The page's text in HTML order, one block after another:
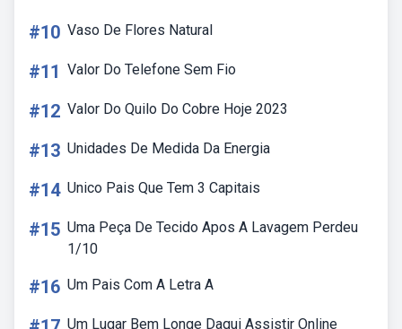
#10 Vaso De Flores Natural
#11 Valor Do Telefone Sem Fio
#12 Valor Do Quilo Do Cobre Hoje 2023
#13 Unidades De Medida Da Energia
#14 Unico Pais Que Tem 3 Capitais
#15 Uma Peça De Tecido Apos A Lavagem Perdeu
1/10
#16 Um Pais Com A Letra A
Um Lugar Bem Longe Daqui Assistir Online